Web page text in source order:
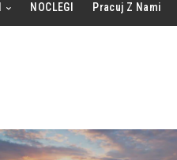
NOCLEGI Pracuj Z Nami